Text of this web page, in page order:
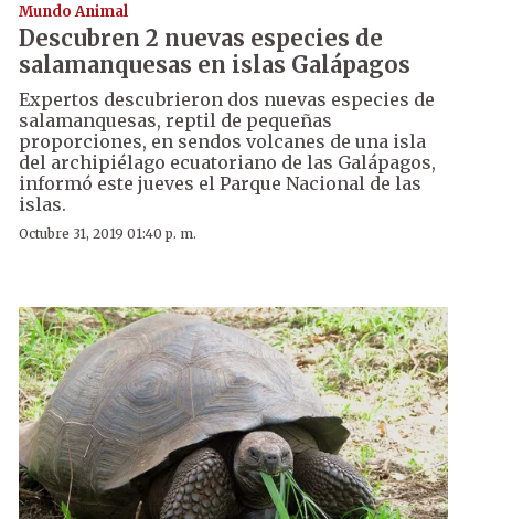
Mundo Animal
Descubren 2 nuevas especies de
salamanquesas en islas Galápagos
Expertos descubrieron dos nuevas especies de
salamanquesas, reptil de pequeñas
proporciones, en sendos volcanes de una isla
del archipiélago ecuatoriano de las Galápagos,
informó este jueves el Parque Nacional de las
islas.
Octubre 31, 2019 01:40 p. m.